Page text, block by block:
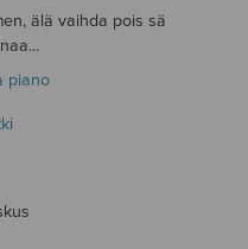
älä vaihda pois sä
piano